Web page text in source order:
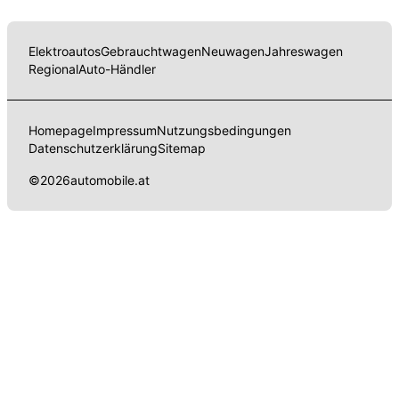
ElektroautosGebrauchtwagenNeuwagenJahreswagen
RegionalAuto-Händler
HomepageImpressumNutzungsbedingungen
DatenschutzerklärungSitemap
©2026automobile.at